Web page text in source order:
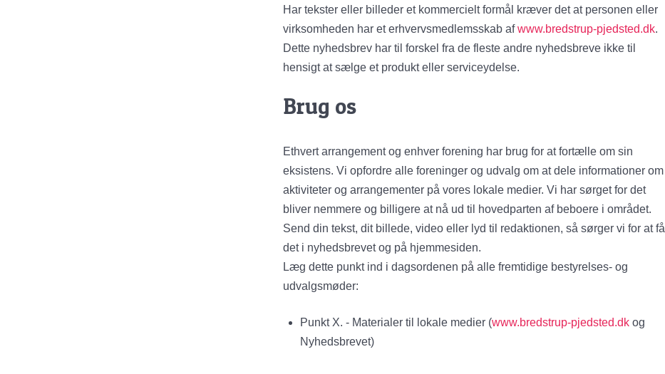
Har tekster eller billeder et kommercielt formål kræver det at personen eller
virksomheden har et erhvervsmedlemsskab afwww.bredstrup-pjedsted.dk.
Dette nyhedsbrev har til forskel fra de fleste andre nyhedsbreve ikke til
hensigt at sælge et produkt eller serviceydelse.
Brug os
Ethvert arrangement og enhver forening har brug for at fortælle om sin
eksistens. Vi opfordre alle foreninger og udvalg om at dele informationer om
aktiviteter og arrangementer på vores lokale medier. Vi har sørget for det
bliver nemmere og billigere at nå ud til hovedparten af beboere i området.
Send din tekst, dit billede, video eller lyd til redaktionen, så sørger vi for at få
det i nyhedsbrevet og på hjemmesiden.
Læg dette punkt ind i dagsordenen på alle fremtidige bestyrelses- og
udvalgsmøder:
Punkt X. - Materialer til lokale medier (www.bredstrup-pjedsted.dk og
Nyhedsbrevet)